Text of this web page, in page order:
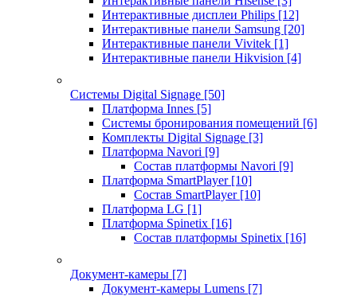
Интерактивные дисплеи Philips [12]
Интерактивные панели Samsung [20]
Интерактивные панели Vivitek [1]
Интерактивные панели Hikvision [4]
Системы Digital Signage [50]
Платформа Innes [5]
Системы бронирования помещений [6]
Комплекты Digital Signage [3]
Платформа Navori [9]
Состав платформы Navori [9]
Платформа SmartPlayer [10]
Состав SmartPlayer [10]
Платформа LG [1]
Платформа Spinetix [16]
Состав платформы Spinetix [16]
Документ-камеры [7]
Документ-камеры Lumens [7]